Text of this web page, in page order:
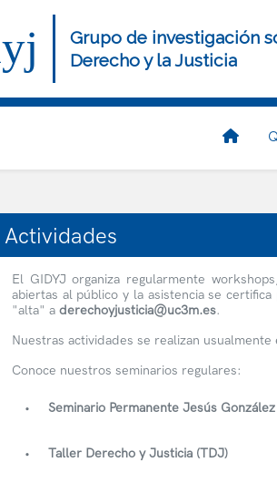
Grupo de investigación
Derecho y la Justicia
Actividades
El GIDYJ organiza regularmente
abiertas al público y la asistencia se
"alta" a derechoyjusticia@uc3m.es.
Nuestras actividades se realizan
Conoce nuestros seminarios regulares:
Seminario Permanente Jesús González
Taller Derecho y Justicia (TDJ)